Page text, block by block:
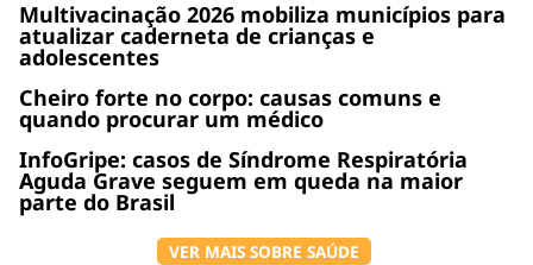
Multivacinação 2026 mobiliza municípios para
atualizar caderneta de crianças e
adolescentes
Cheiro forte no corpo: causas comuns e
quando procurar um médico
InfoGripe: casos de Síndrome Respiratória
Aguda Grave seguem em queda na maior
parte do Brasil
VER MAIS SOBRE SAÚDE